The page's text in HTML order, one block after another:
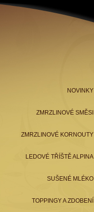
NOVINKY
ZMRZLINOVÉ SMĚSI
ZMRZLINOVÉ KORNOUTY
LEDOVÉ TŘÍŠTĚ ALPINA
SUŠENÉ MLÉKO
TOPPINGY A ZDOBENÍ